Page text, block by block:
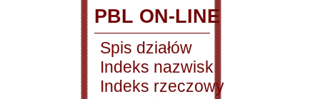
PBL ON-LINE
Spis działów
Indeks nazwisk
Indeks rzeczowy